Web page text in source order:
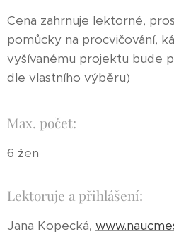
Cena zahrnuje lektorné,
pomůcky na procvičování,
vyšívanému projektu bude
dle vlastního výběru)
Max. počet:
6 žen
Lektoruje a přihlášení:
Jana Kopecká,